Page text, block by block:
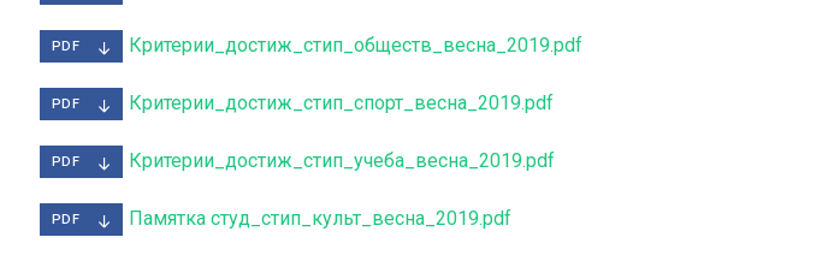
PDF Критерии_достиж_стип_обществ_весна_2019.pdf
PDF Критерии_достиж_стип_спорт_весна_2019.pdf
PDF Критерии_достиж_стип_учеба_весна_2019.pdf
PDF Памятка студ_стип_культ_весна_2019.pdf